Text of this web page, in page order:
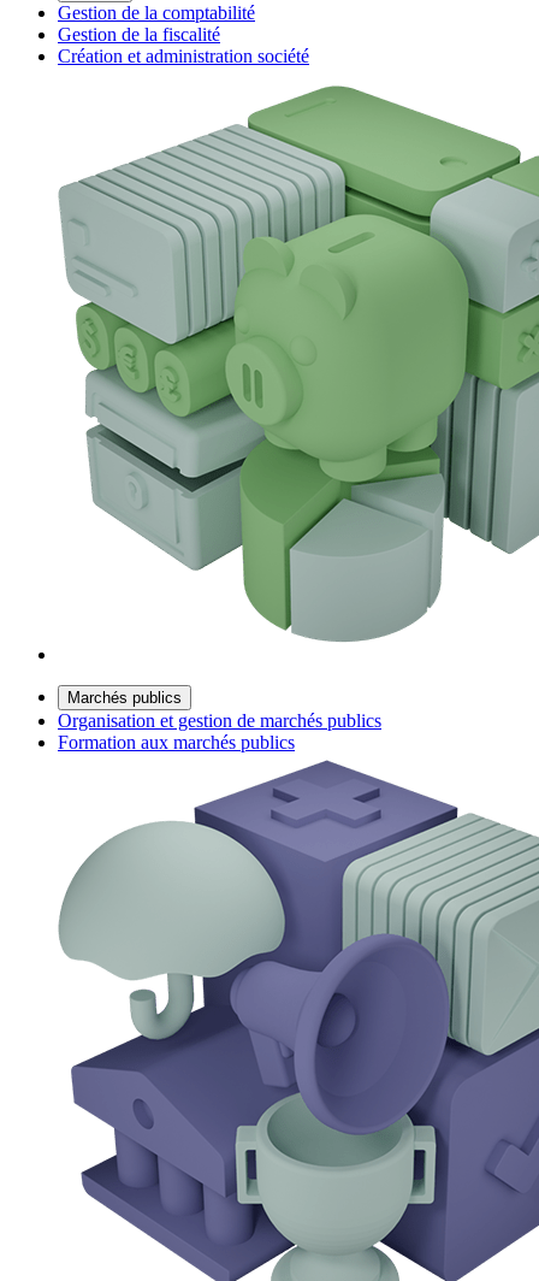
Gestion de la comptabilité
Gestion de la fiscalité
Création et administration société
Marchés publics
Organisation et gestion de marchés publics
Formation aux marchés publics